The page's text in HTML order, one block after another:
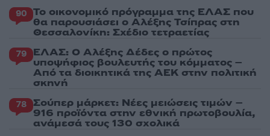
90 Το οικονομικό πρόγραμμα της ΕΛΑΣ που
θα παρουσιάσει ο Αλέξης Τσίπρας στη
Θεσσαλονίκη: Σχέδιο τετραετίας
79 ΕΛΑΣ: Ο Αλέξης Δέδες ο πρώτος
υποψήφιος βουλευτής του κόμματος –
Από τα διοικητικά της ΑΕΚ στην πολιτική
σκηνή
78 Σούπερ μάρκετ: Νέες μειώσεις τιμών –
916 προϊόντα στην εθνική πρωτοβουλία,
ανάμεσά τους 130 σχολικά